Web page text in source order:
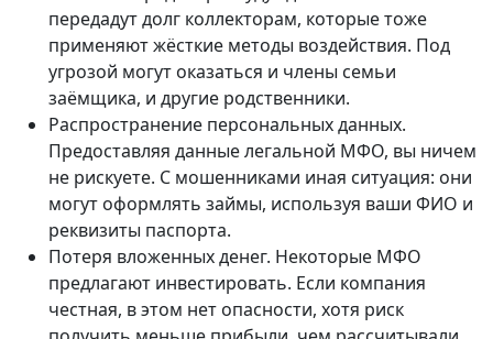
передадут долг коллекторам, которые тоже
применяют жёсткие методы воздействия. Под
угрозой могут оказаться и члены семьи
заёмщика, и другие родственники.
Распространение персональных данных.
Предоставляя данные легальной МФО, вы ничем
не рискуете. С мошенниками иная ситуация: они
могут оформлять займы, используя ваши ФИО и
реквизиты паспорта.
Потеря вложенных денег. Некоторые МФО
предлагают инвестировать. Если компания
честная, в этом нет опасности, хотя риск